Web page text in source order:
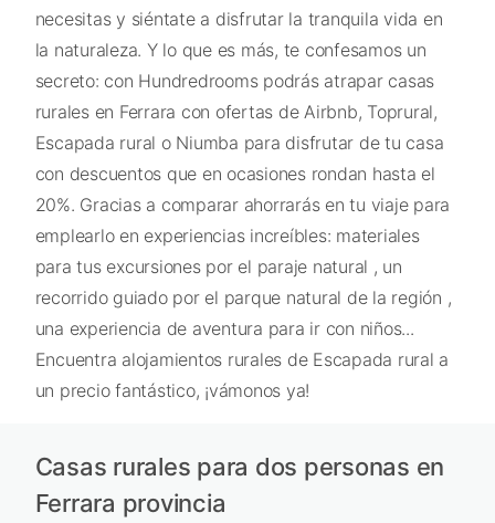
necesitas y siéntate a disfrutar la tranquila vida en
la naturaleza. Y lo que es más, te confesamos un
secreto: con Hundredrooms podrás atrapar casas
rurales en Ferrara con ofertas de Airbnb, Toprural,
Escapada rural o Niumba para disfrutar de tu casa
con descuentos que en ocasiones rondan hasta el
20%. Gracias a comparar ahorrarás en tu viaje para
emplearlo en experiencias increíbles: materiales
para tus excursiones por el paraje natural , un
recorrido guiado por el parque natural de la región ,
una experiencia de aventura para ir con niños...
Encuentra alojamientos rurales de Escapada rural a
un precio fantástico, ¡vámonos ya!
Casas rurales para dos personas en
Ferrara provincia